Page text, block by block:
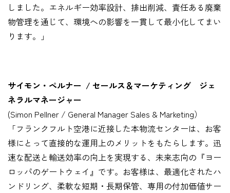
しました。エネルギー効率設計、排出削減、責任ある廃棄
物管理を通じて、環境への影響を一貫して最小化してまい
ります。」
サイモン・ペルナー / セールス＆マーケティング ジェ
ネラルマネージャー
(Simon Pellner / General Manager Sales & Marketing）
「フランクフルト空港に近接した本物流センターは、お客
様にとって直接的な運用上のメリットをもたらします。迅
速な配送と輸送効率の向上を実現する、未来志向の『ヨー
ロッパのゲートウェイ』です。お客様は、最適化されたハ
ンドリング、柔軟な短期・長期保管、専用の付加価値サー